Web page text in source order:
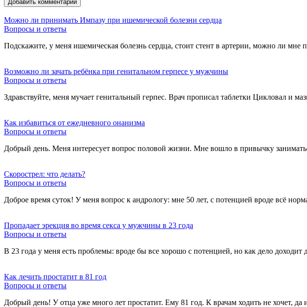
Добавить комментарий
Можно ли принимать Импазу при ишемической болезни сердца
Вопросы и ответы
Подскажите, у меня ишемическая болезнь сердца, стоит стент в артерии, можно ли мне
Возможно ли зачать ребёнка при генитальном герпесе у мужчины
Вопросы и ответы
Здравствуйте, меня мучает генитальный герпес. Врач прописал таблетки Цикловал и
Как избавиться от ежедневного онанизма
Вопросы и ответы
Добрый день. Меня интересует вопрос половой жизни. Мне вошло в привычку
Скорострел: что делать?
Вопросы и ответы
Доброе время суток! У меня вопрос к андрологу: мне 50 лет, с потенцией вроде всё
Пропадает эрекция во время секса у мужчины в 23 года
Вопросы и ответы
В 23 года у меня есть проблемы: вроде бы все хорошо с потенцией, но как дело
Как лечить простатит в 81 год
Вопросы и ответы
Добрый день! У отца уже много лет простатит. Ему 81 год. К врачам ходить не хочет,